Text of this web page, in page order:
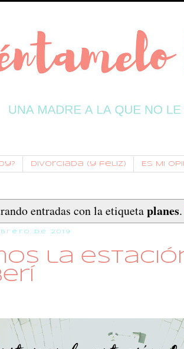
Divorciada (y feliz) Es Mi
entradas con la etiquetaplanes.
de 2019
la